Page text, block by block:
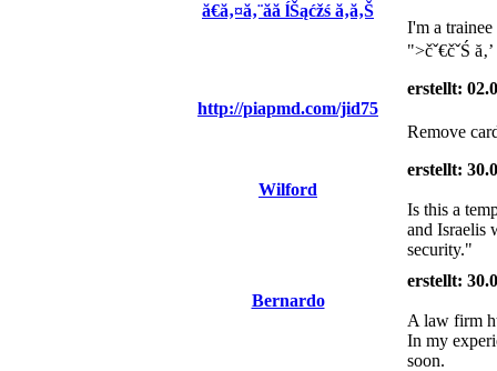
ă€ă‚¤ă‚¨ăă ĺŠąćžś ă‚ă‚Š
I'm a
">čˇ€čˇŚ
http://piapmd.com/jid75
erstellt:
Remove
Wilford
erstellt:
Is this a
and Israelis
security."
Bernardo
erstellt:
A law firm
In my
soon.